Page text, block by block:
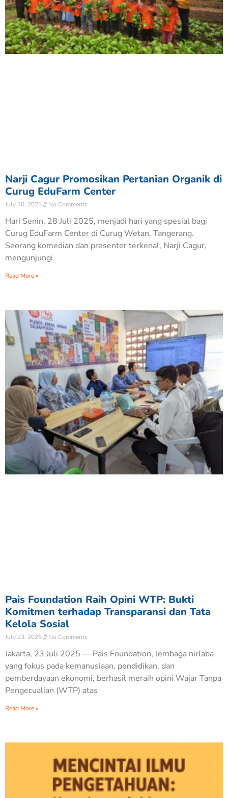
Narji Cagur Promosikan Pertanian Organik di
Curug EduFarm Center
July 30, 2025 No Comments
Hari Senin, 28 Juli 2025, menjadi hari yang spesial bagi
Curug EduFarm Center di Curug Wetan, Tangerang.
Seorang komedian dan presenter terkenal, Narji Cagur,
mengunjungi
Read More »
Pais Foundation Raih Opini WTP: Bukti
Komitmen terhadap Transparansi dan Tata
Kelola Sosial
July 23, 2025 No Comments
Jakarta, 23 Juli 2025 — Pais Foundation, lembaga nirlaba
yang fokus pada kemanusiaan, pendidikan, dan
pemberdayaan ekonomi, berhasil meraih opini Wajar Tanpa
Pengecualian (WTP) atas
Read More »